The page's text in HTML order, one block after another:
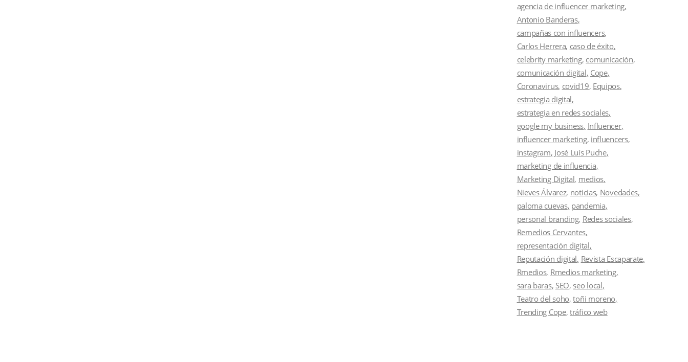
agencia de influencer marketing
Antonio Banderas
campañas con influencers
Carlos Herrera caso de éxito
celebrity marketing comunicación
comunicación digital Cope
Coronavirus covid19 Equipos
estrategia digital
estrategia en redes sociales
google my business Influencer
influencer marketing influencers
instagram José Luís Puche
marketing de influencia
Marketing Digital medios
Nieves Álvarez noticias Novedades
paloma cuevas pandemia
personal branding Redes sociales
Remedios Cervantes
representación digital
Reputación digital Revista Escaparate
Rmedios Rmedios marketing
sara baras SEO seo local
Teatro del soho toñi moreno
Trending Cope tráfico web